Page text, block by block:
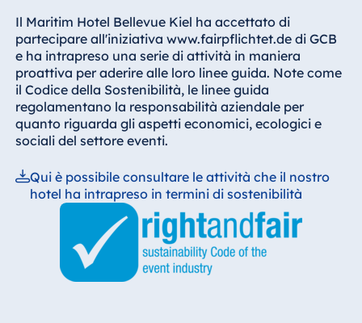
Il Maritim Hotel Bellevue Kiel ha accettato di
partecipare all'iniziativa www.fairpflichtet.de di GCB
e ha intrapreso una serie di attività in maniera
proattiva per aderire alle loro linee guida. Note come
il Codice della Sostenibilità, le linee guida
regolamentano la responsabilità aziendale per
quanto riguarda gli aspetti economici, ecologici e
sociali del settore eventi.
Qui è possibile consultare le attività che il nostro
hotel ha intrapreso in termini di sostenibilità